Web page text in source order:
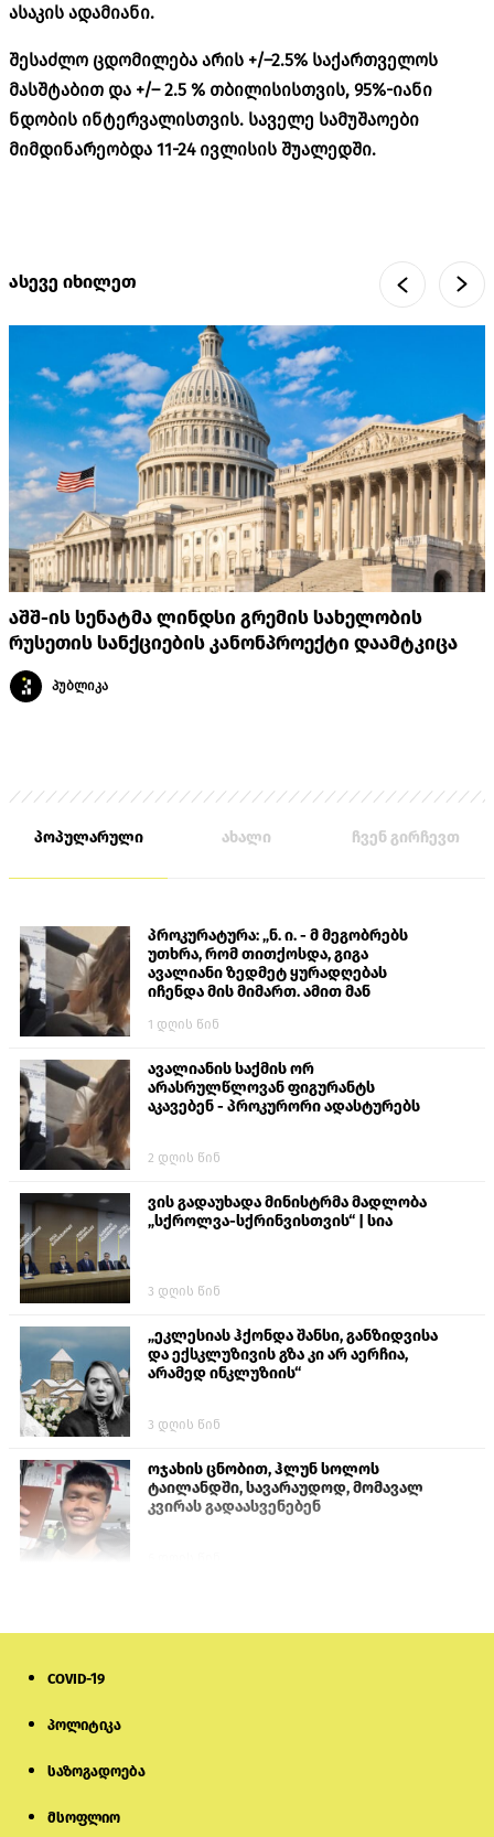
ასაკის ადამიანი.
შესაძლო ცდომილება არის +/–2.5% საქართველოს
მასშტაბით და +/– 2.5 % თბილისისთვის, 95%-იანი
ნდობის ინტერვალისთვის. საველე სამუშაოები
მიმდინარეობდა 11-24 ივლისის შუალედში.
ასევე იხილეთ
აშშ-ის სენატმა ლინდსი გრემის სახელობის
რუსეთის სანქციების კანონპროექტი დაამტკიცა
პუბლიკა
პოპულარული ახალი ჩვენ გირჩევთ
პროკურატურა: „ნ. ი. - მ მეგობრებს
უთხრა, რომ თითქოსდა, გიგა
ავალიანი ზედმეტ ყურადღებას
იჩენდა მის მიმართ. ამით მან
თავს დასხმოდა გიგა ავალიანს“
1 დღის წინ
ავალიანის საქმის ორ
არასრულწლოვან ფიგურანტს
აკავებენ - პროკურორი ადასტურებს
2 დღის წინ
ვის გადაუხადა მინისტრმა მადლობა
„სქროლვა-სქრინვისთვის“ | სია
3 დღის წინ
„ეკლესიას ჰქონდა შანსი, განზიდვისა
და ექსკლუზივის გზა კი არ აერჩია,
არამედ ინკლუზიის“
3 დღის წინ
ოჯახის ცნობით, ჰლუნ სოლოს
ტაილანდში, სავარაუდოდ, მომავალ
კვირას გადაასვენებენ
COVID-19
პოლიტიკა
საზოგადოება
მსოფლიო